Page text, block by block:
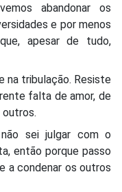
abandonar os
e por menos
apesar de tudo,
na tribulação. Resiste
falta de amor, de
sei julgar com o
então porque passo
a condenar os outros